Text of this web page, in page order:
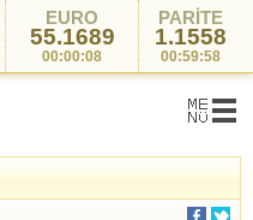
EURO
55.1689
00:00:08
PARİTE
1.1558
00:59:58